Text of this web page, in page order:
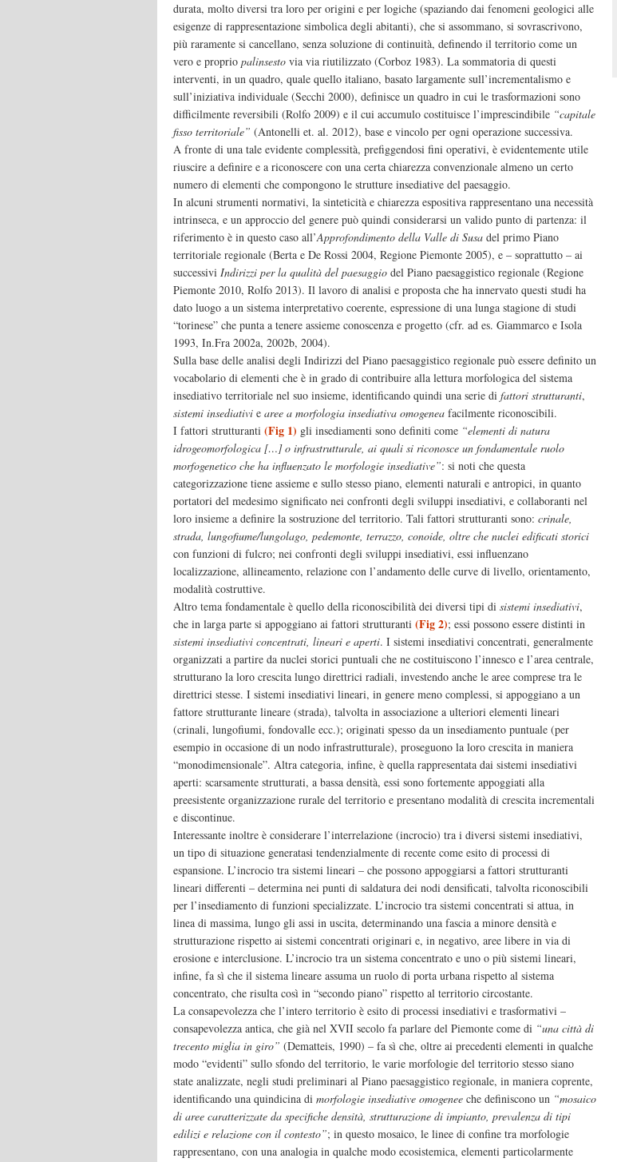
durata, molto diversi tra loro per origini e per logiche (spaziando dai fenomeni geologici alle
esigenze di rappresentazione simbolica degli abitanti), che si assommano, si sovrascrivono,
più raramente si cancellano, senza soluzione di continuità, definendo il territorio come un
vero e proprio palinsesto via via riutilizzato (Corboz 1983). La sommatoria di questi
interventi, in un quadro, quale quello italiano, basato largamente sull’incrementalismo e
sull’iniziativa individuale (Secchi 2000), definisce un quadro in cui le trasformazioni sono
difficilmente reversibili (Rolfo 2009) e il cui accumulo costituisce l’imprescindibile “capitale
fisso territoriale” (Antonelli et. al. 2012), base e vincolo per ogni operazione successiva.
A fronte di una tale evidente complessità, prefiggendosi fini operativi, è evidentemente utile
riuscire a definire e a riconoscere con una certa chiarezza convenzionale almeno un certo
numero di elementi che compongono le strutture insediative del paesaggio.
In alcuni strumenti normativi, la sinteticità e chiarezza espositiva rappresentano una necessità
intrinseca, e un approccio del genere può quindi considerarsi un valido punto di partenza: il
riferimento è in questo caso all’Approfondimento della Valle di Susa del primo Piano
territoriale regionale (Berta e De Rossi 2004, Regione Piemonte 2005), e – soprattutto – ai
successivi Indirizzi per la qualità del paesaggio del Piano paesaggistico regionale (Regione
Piemonte 2010, Rolfo 2013). Il lavoro di analisi e proposta che ha innervato questi studi ha
dato luogo a un sistema interpretativo coerente, espressione di una lunga stagione di studi
“torinese” che punta a tenere assieme conoscenza e progetto (cfr. ad es. Giammarco e Isola
1993, In.Fra 2002a, 2002b, 2004).
Sulla base delle analisi degli Indirizzi del Piano paesaggistico regionale può essere definito un
vocabolario di elementi che è in grado di contribuire alla lettura morfologica del sistema
insediativo territoriale nel suo insieme, identificando quindi una serie di fattori strutturanti,
sistemi insediativi e aree a morfologia insediativa omogenea facilmente riconoscibili.
I fattori strutturanti (Fig 1) gli insediamenti sono definiti come “elementi di natura
idrogeomorfologica […] o infrastrutturale, ai quali si riconosce un fondamentale ruolo
morfogenetico che ha influenzato le morfologie insediative”: si noti che questa
categorizzazione tiene assieme e sullo stesso piano, elementi naturali e antropici, in quanto
portatori del medesimo significato nei confronti degli sviluppi insediativi, e collaboranti nel
loro insieme a definire la sostruzione del territorio. Tali fattori strutturanti sono: crinale,
strada, lungofiume/lungolago, pedemonte, terrazzo, conoide, oltre che nuclei edificati storici
con funzioni di fulcro; nei confronti degli sviluppi insediativi, essi influenzano
localizzazione, allineamento, relazione con l’andamento delle curve di livello, orientamento,
modalità costruttive.
Altro tema fondamentale è quello della riconoscibilità dei diversi tipi di sistemi insediativi,
che in larga parte si appoggiano ai fattori strutturanti (Fig 2); essi possono essere distinti in
sistemi insediativi concentrati, lineari e aperti. I sistemi insediativi concentrati, generalmente
organizzati a partire da nuclei storici puntuali che ne costituiscono l’innesco e l’area centrale,
strutturano la loro crescita lungo direttrici radiali, investendo anche le aree comprese tra le
direttrici stesse. I sistemi insediativi lineari, in genere meno complessi, si appoggiano a un
fattore strutturante lineare (strada), talvolta in associazione a ulteriori elementi lineari
(crinali, lungofiumi, fondovalle ecc.); originati spesso da un insediamento puntuale (per
esempio in occasione di un nodo infrastrutturale), proseguono la loro crescita in maniera
“monodimensionale”. Altra categoria, infine, è quella rappresentata dai sistemi insediativi
aperti: scarsamente strutturati, a bassa densità, essi sono fortemente appoggiati alla
preesistente organizzazione rurale del territorio e presentano modalità di crescita incrementali
e discontinue.
Interessante inoltre è considerare l’interrelazione (incrocio) tra i diversi sistemi insediativi,
un tipo di situazione generatasi tendenzialmente di recente come esito di processi di
espansione. L’incrocio tra sistemi lineari – che possono appoggiarsi a fattori strutturanti
lineari differenti – determina nei punti di saldatura dei nodi densificati, talvolta riconoscibili
per l’insediamento di funzioni specializzate. L’incrocio tra sistemi concentrati si attua, in
linea di massima, lungo gli assi in uscita, determinando una fascia a minore densità e
strutturazione rispetto ai sistemi concentrati originari e, in negativo, aree libere in via di
erosione e interclusione. L’incrocio tra un sistema concentrato e uno o più sistemi lineari,
infine, fa sì che il sistema lineare assuma un ruolo di porta urbana rispetto al sistema
concentrato, che risulta così in “secondo piano” rispetto al territorio circostante.
La consapevolezza che l’intero territorio è esito di processi insediativi e trasformativi –
consapevolezza antica, che già nel XVII secolo fa parlare del Piemonte come di “una città di
trecento miglia in giro” (Dematteis, 1990) – fa sì che, oltre ai precedenti elementi in qualche
modo “evidenti” sullo sfondo del territorio, le varie morfologie del territorio stesso siano
state analizzate, negli studi preliminari al Piano paesaggistico regionale, in maniera coprente,
identificando una quindicina di morfologie insediative omogenee che definiscono un “mosaico
di aree caratterizzate da specifiche densità, strutturazione di impianto, prevalenza di tipi
edilizi e relazione con il contesto”; in questo mosaico, le linee di confine tra morfologie
rappresentano, con una analogia in qualche modo ecosistemica, elementi particolarmente